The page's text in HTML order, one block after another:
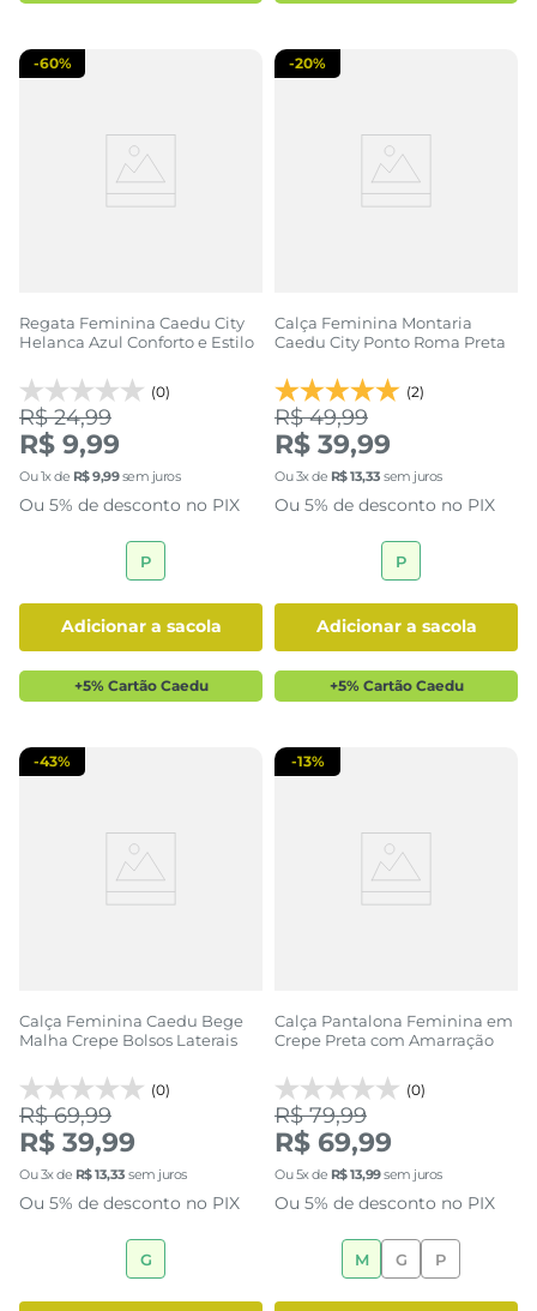
Regata Feminina Caedu City
Helanca Azul Conforto e Estilo
(0)
-60%
R$ 24,99
R$ 9,99
Ou1x de R$9,99sem juros
Ou 5% de desconto no PIX
P
adicionar a sacola
+5% Cartão Caedu
Calça Feminina Montaria
Caedu City Ponto Roma Preta
(2)
-20%
R$ 49,99
R$ 39,99
Ou3x de R$13,33 sem juros
Ou 5% de desconto no PIX
P
adicionar a sacola
+5% Cartão Caedu
Calça Feminina Caedu Bege
Malha Crepe Bolsos Laterais
(0)
-43%
R$ 69,99
R$ 39,99
Ou3x de R$13,33 sem juros
Ou 5% de desconto no PIX
G
Calça Pantalona Feminina em
Crepe Preta com Amarração
(0)
-13%
R$ 79,99
R$ 69,99
Ou5x de R$13,99sem juros
Ou 5% de desconto no PIX
M G P